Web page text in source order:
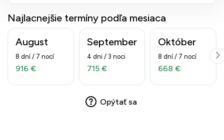
Najlacnejšie termíny podľa mesiaca
August
8 dní / 7 nocí
916 €
September
4 dni / 3 noci
715 €
Október
8 dní / 7 nocí
668 €
Opýtať sa